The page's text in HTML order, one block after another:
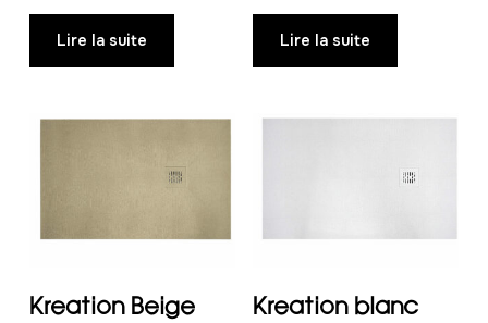
Lire la suite Lire la suite
Kreation Beige Kreation blanc